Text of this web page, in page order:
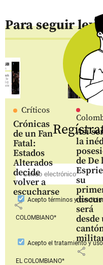
Para seguir
Críticos
Crónicas
de un Fan
Fatal:
Estados
Alterados
decide
volver a
escucharse
share
Así
la
de De
su
será
desde
share
Aceptotérminos y
COLOMBIANO*
Acepto el tratamiento y
EL COLOMBIANO*